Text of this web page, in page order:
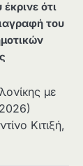
ότι
του
με
Κιτιξή,